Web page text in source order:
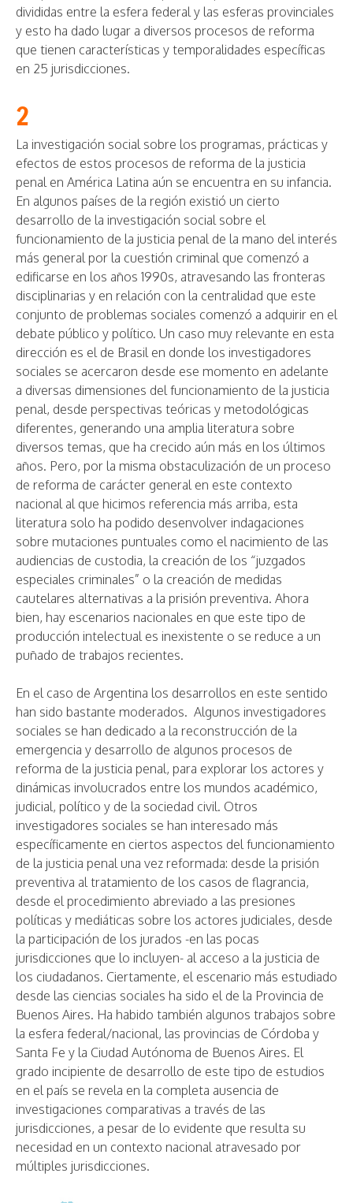
divididas entre la esfera federal y las esferas provinciales
y esto ha dado lugar a diversos procesos de reforma
que tienen características y temporalidades específicas
en 25 jurisdicciones.
2
La investigación social sobre los programas, prácticas y
efectos de estos procesos de reforma de la justicia
penal en América Latina aún se encuentra en su infancia.
En algunos países de la región existió un cierto
desarrollo de la investigación social sobre el
funcionamiento de la justicia penal de la mano del interés
más general por la cuestión criminal que comenzó a
edificarse en los años 1990s, atravesando las fronteras
disciplinarias y en relación con la centralidad que este
conjunto de problemas sociales comenzó a adquirir en el
debate público y político. Un caso muy relevante en esta
dirección es el de Brasil en donde los investigadores
sociales se acercaron desde ese momento en adelante
a diversas dimensiones del funcionamiento de la justicia
penal, desde perspectivas teóricas y metodológicas
diferentes, generando una amplia literatura sobre
diversos temas, que ha crecido aún más en los últimos
años. Pero, por la misma obstaculización de un proceso
de reforma de carácter general en este contexto
nacional al que hicimos referencia más arriba, esta
literatura solo ha podido desenvolver indagaciones
sobre mutaciones puntuales como el nacimiento de las
audiencias de custodia, la creación de los “juzgados
especiales criminales” o la creación de medidas
cautelares alternativas a la prisión preventiva. Ahora
bien, hay escenarios nacionales en que este tipo de
producción intelectual es inexistente o se reduce a un
puñado de trabajos recientes.
En el caso de Argentina los desarrollos en este sentido
han sido bastante moderados. Algunos investigadores
sociales se han dedicado a la reconstrucción de la
emergencia y desarrollo de algunos procesos de
reforma de la justicia penal, para explorar los actores y
dinámicas involucrados entre los mundos académico,
judicial, político y de la sociedad civil. Otros
investigadores sociales se han interesado más
específicamente en ciertos aspectos del funcionamiento
de la justicia penal una vez reformada: desde la prisión
preventiva al tratamiento de los casos de flagrancia,
desde el procedimiento abreviado a las presiones
políticas y mediáticas sobre los actores judiciales, desde
la participación de los jurados -en las pocas
jurisdicciones que lo incluyen- al acceso a la justicia de
los ciudadanos. Ciertamente, el escenario más estudiado
desde las ciencias sociales ha sido el de la Provincia de
Buenos Aires. Ha habido también algunos trabajos sobre
la esfera federal/nacional, las provincias de Córdoba y
Santa Fe y la Ciudad Autónoma de Buenos Aires. El
grado incipiente de desarrollo de este tipo de estudios
en el país se revela en la completa ausencia de
investigaciones comparativas a través de las
jurisdicciones, a pesar de lo evidente que resulta su
necesidad en un contexto nacional atravesado por
múltiples jurisdicciones.